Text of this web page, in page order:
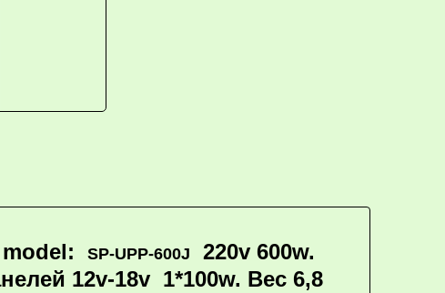
SP-UPP-600J
220v 600w.
12v-18v 1*100w. Вес 6,8